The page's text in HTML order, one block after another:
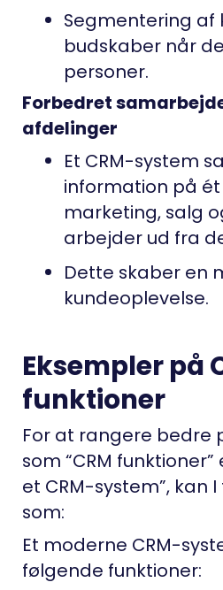
Segmentering af
budskaber når
personer.
Forbedret
afdelinger
Et CRM-system
information på ét
marketing, salg
arbejder ud fra
Dette skaber en
kundeoplevelse.
Eksempler på
funktioner
For at rangere bedre
som “CRM
et CRM-system”, kan
som:
Et moderne CRM-
følgende funktioner: